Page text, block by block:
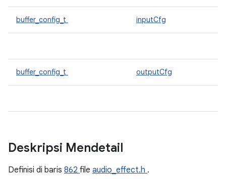
buffer_config_t inputCfg
buffer_config_t outputCfg
Deskripsi Mendetail
Definisi di baris 862 file audio_effect.h .